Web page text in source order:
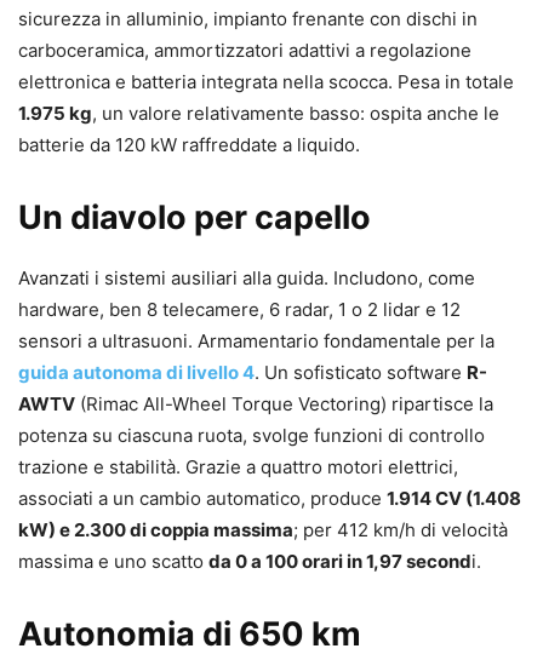
sicurezza in alluminio, impianto frenante con dischi in
carboceramica, ammortizzatori adattivi a regolazione
elettronica e batteria integrata nella scocca. Pesa in totale
1.975 kg, un valore relativamente basso: ospita anche le
batterie da 120 kW raffreddate a liquido.
Un diavolo per capello
Avanzati i sistemi ausiliari alla guida. Includono, come
hardware, ben 8 telecamere, 6 radar, 1 o 2 lidar e 12
sensori a ultrasuoni. Armamentario fondamentale per la
guida autonoma di livello 4. Un sofisticato software R-
AWTV (Rimac All-Wheel Torque Vectoring) ripartisce la
potenza su ciascuna ruota, svolge funzioni di controllo
trazione e stabilità. Grazie a quattro motori elettrici,
associati a un cambio automatico, produce 1.914 CV (1.408
kW) e 2.300 di coppia massima; per 412 km/h di velocità
massima e uno scatto da 0 a 100 orari in 1,97 secondi.
Autonomia di 650 km